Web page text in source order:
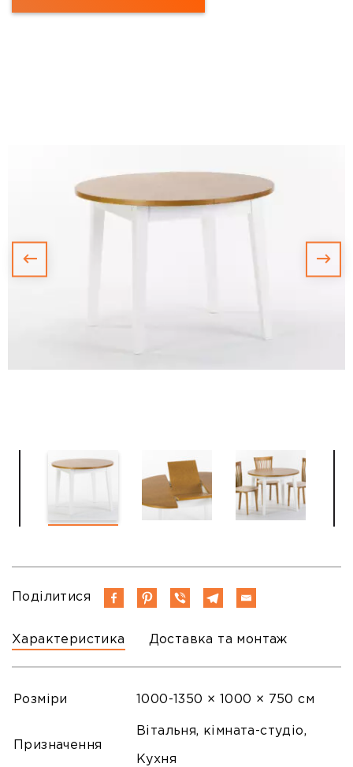
Характеристика Доставка та монтаж
Поділитися
Розміри 1000-1350 × 1000 × 750 см
Призначення
Вітальня, кімната-студіо,
Кухня